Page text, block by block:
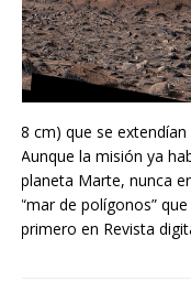
8 cm) que se
Aunque la misión ya
planeta Marte, nunca
“mar de polígonos”
primero en Revista